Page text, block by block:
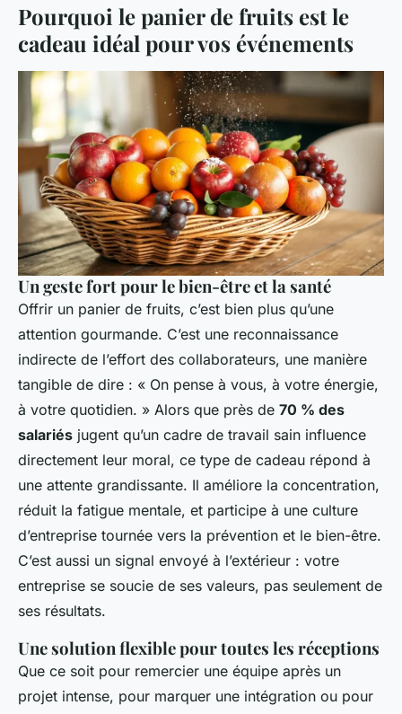
Pourquoi le panier de fruits est le
cadeau idéal pour vos événements
Un geste fort pour le bien-être et la santé
Offrir un panier de fruits, c’est bien plus qu’une
attention gourmande. C’est une reconnaissance
indirecte de l’effort des collaborateurs, une manière
tangible de dire : « On pense à vous, à votre énergie,
à votre quotidien. » Alors que près de 70 % des
salariés jugent qu’un cadre de travail sain influence
directement leur moral, ce type de cadeau répond à
une attente grandissante. Il améliore la concentration,
réduit la fatigue mentale, et participe à une culture
d’entreprise tournée vers la prévention et le bien-être.
C’est aussi un signal envoyé à l’extérieur : votre
entreprise se soucie de ses valeurs, pas seulement de
ses résultats.
Une solution flexible pour toutes les réceptions
Que ce soit pour remercier une équipe après un
projet intense, pour marquer une intégration ou pour